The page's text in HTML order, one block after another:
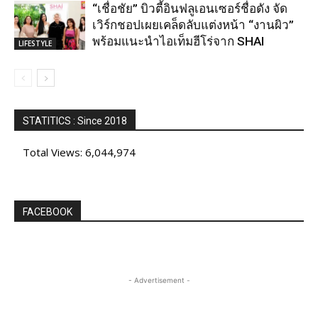
LIFESTYLE
“เชื่อชัย” บิวตี้อินฟลูเอนเซอร์ชื่อดัง จัด
เวิร์กชอปเผยเคล็ดลับแต่งหน้า “งานผิว”
พร้อมแนะนำไอเท็มฮีโร่จาก SHAI
STATITICS : Since 2018
Total Views: 6,044,974
FACEBOOK
- Advertisement -